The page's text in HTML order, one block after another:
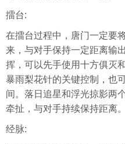
擂台:
在擂台过程中，唐门一定要
来，与对手保持一定距离输
挥，可以先手使用十方俱灭
暴雨梨花针的关键控制，也
间。落日追星和浮光掠影两
牵扯，与对手持续保持距离。
经脉: